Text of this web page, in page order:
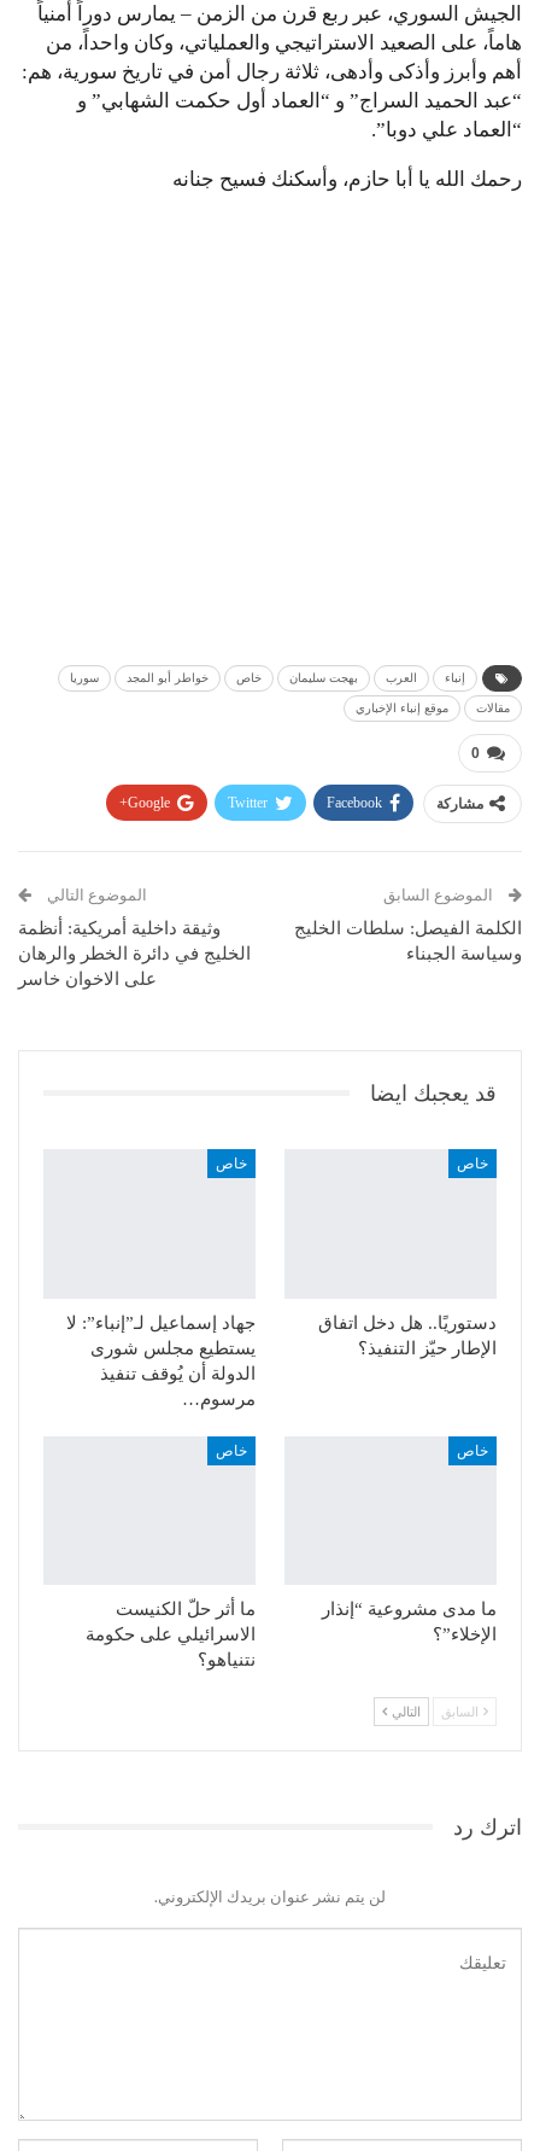
الجيش السوري، عبر ربع قرن من الزمن – يمارس دوراً أمنياً
هاماً، على الصعيد الاستراتيجي والعملياتي، وكان واحداً، من
أهم وأبرز وأذكى وأدهى، ثلاثة رجال أمن في تاريخ سورية، هم:
“عبد الحميد السراج” و “العماد أول حكمت الشهابي” و
“العماد علي دوبا”.
رحمك الله يا أبا حازم، وأسكنك فسيح جنانه
إنباء العرب بهجت سليمان خاص خواطر أبو المجد سوريا
مقالات موقع إنباء الإخباري
0
مشاركة Facebook
Twitter
Google+
الموضوع السابق
الكلمة الفيصل: سلطات الخليج
وسياسة الجبناء
الموضوع التالي
وثيقة داخلية أمريكية: أنظمة
الخليج في دائرة الخطر والرهان
على الاخوان خاسر
قد يعجبك ايضا
خاص
دستوريًا.. هل دخل اتفاق
الإطار حيّز التنفيذ؟
خاص
جهاد إسماعيل لـ”إنباء”: لا
يستطيع مجلس شورى
الدولة أن يُوقف تنفيذ
مرسوم…
خاص
ما مدى مشروعية “إنذار
الإخلاء”؟
خاص
ما أثر حلّ الكنيست
الاسرائيلي على حكومة
نتنياهو؟
السابق التالي
اترك رد
لن يتم نشر عنوان بريدك الإلكتروني.